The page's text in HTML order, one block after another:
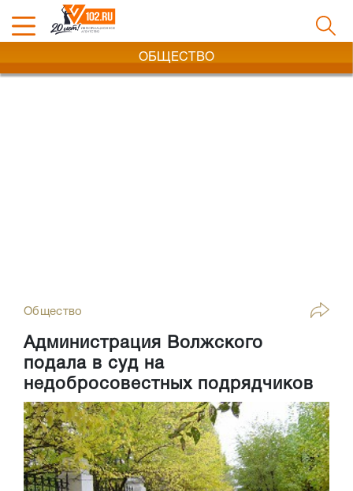
ОБЩЕСТВО
Общество
Администрация Волжского
подала в суд на
недобросовестных подрядчиков